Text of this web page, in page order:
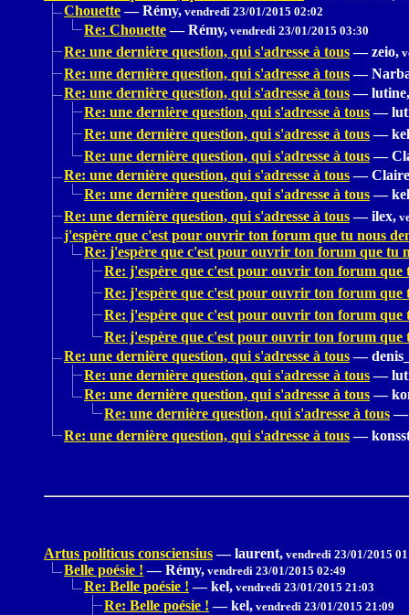
Chouette — Rémy, vendredi 23/01/2015 02:02
Re: Chouette — Rémy, vendredi 23/01/2015 03:30
Re: une dernière question, qui s'adresse à tous — zeio,
Re: une dernière question, qui s'adresse à tous —
Re: une dernière question, qui s'adresse à tous — lutine,
Re: une dernière question, qui s'adresse à tous —
Re: une dernière question, qui s'adresse à tous —
Re: une dernière question, qui s'adresse à tous —
Re: une dernière question, qui s'adresse à tous —
Re: une dernière question, qui s'adresse à tous —
Re: une dernière question, qui s'adresse à tous — ilex,
j'espère que c'est pour ouvrir ton forum que tu nous
Re: j'espère que c'est pour ouvrir ton forum que tu
Re: j'espère que c'est pour ouvrir ton forum que
Re: j'espère que c'est pour ouvrir ton forum que
Re: j'espère que c'est pour ouvrir ton forum que
Re: j'espère que c'est pour ouvrir ton forum que
Re: une dernière question, qui s'adresse à tous —
Re: une dernière question, qui s'adresse à tous —
Re: une dernière question, qui s'adresse à tous —
Re: une dernière question, qui s'adresse à tous —
Re: une dernière question, qui s'adresse à tous —
Artus politicus consciensius — laurent, vendredi 23/01/2015
Belle poésie ! — Rémy, vendredi 23/01/2015 02:49
Re: Belle poésie ! — kel, vendredi 23/01/2015 21:03
Re: Belle poésie ! — kel, vendredi 23/01/2015 21:09